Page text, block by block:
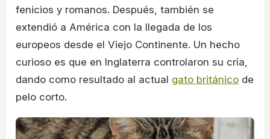
fenicios y romanos. Después, también se
extendió a América con la llegada de los
europeos desde el Viejo Continente. Un hecho
curioso es que en Inglaterra controlaron su cría,
dando como resultado al actual gato británico de
pelo corto.